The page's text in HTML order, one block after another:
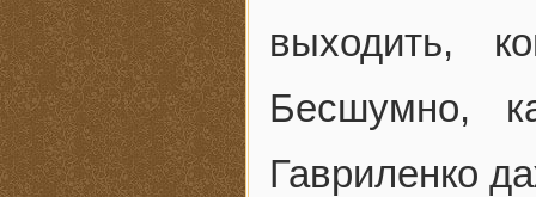
выходить,
Бесшумно,
Гавриленко